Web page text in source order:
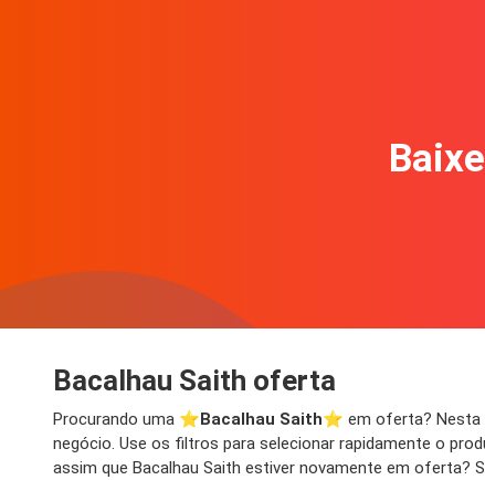
Bacalhau Saith oferta
Procurando uma ⭐️Bacalhau Saith⭐️ em oferta? Nesta
negócio. Use os filtros para selecionar rapidamente o
assim que Bacalhau Saith estiver novamente em oferta?